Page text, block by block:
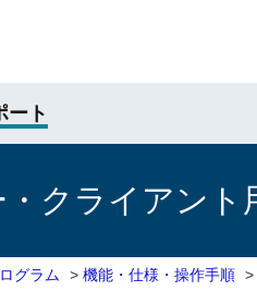
ート
クライアント
グラム > 機能・仕様・操作手順 >